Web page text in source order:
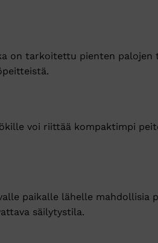
on tarkoitettu pienten
voi riittää kompaktimpi
paikalle lähelle mahdollisia
säilytystila.